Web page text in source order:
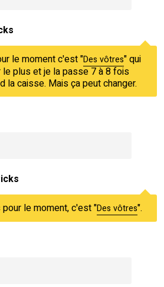
le moment c'est "Des vôtres" qui
plus et je la passe 7 à 8 fois
la caisse. Mais ça peut changer.
pour le moment, c'est "Des vôtres".